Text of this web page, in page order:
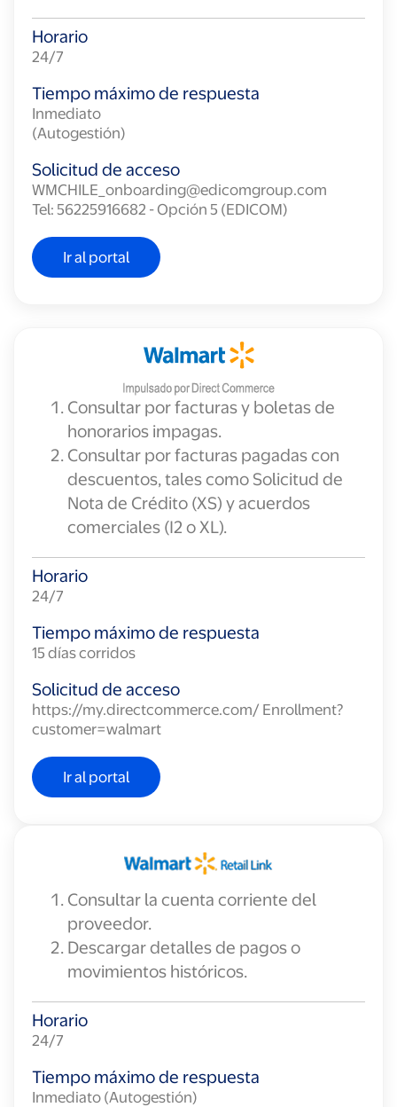
Horario
24/7
Tiempo máximo de respuesta
Inmediato
(Autogestión)
Solicitud de acceso
WMCHILE_onboarding@edicomgroup.com
Tel: 56225916682 - Opción 5 (EDICOM)
Ir al portal
Consultar por facturas y boletas de
honorarios impagas.
Consultar por facturas pagadas con
descuentos, tales como Solicitud de
Nota de Crédito (XS) y acuerdos
comerciales (I2 o XL).
Horario
24/7
Tiempo máximo de respuesta
15 días corridos
Solicitud de acceso
https://my.directcommerce.com/ Enrollment?
customer=walmart
Ir al portal
Consultar la cuenta corriente del
proveedor.
Descargar detalles de pagos o
movimientos históricos.
Horario
24/7
Tiempo máximo de respuesta
Inmediato (Autogestión)